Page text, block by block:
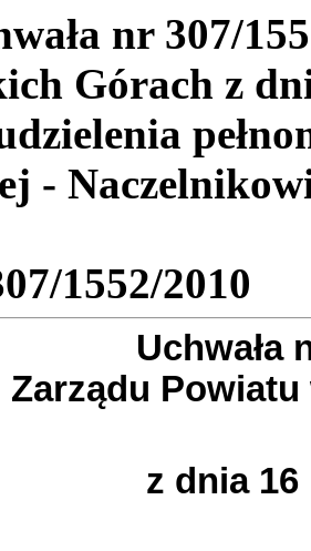
nr 307/
Górach z
-
1552/2010
Uchwała
Zarządu
z dnia